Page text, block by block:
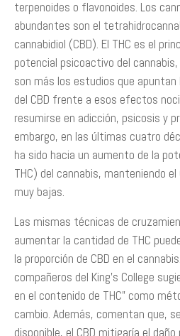
terpenoides o flavonoides. Los
abundantes son el
cannabidiol (CBD). El THC es el
potencial psicoactivo del
son más los estudios que
del CBD frente a esos efectos
resumirse en adicción, psicosis y
embargo, en las últimas cuatro
ha sido hacia un aumento de la
THC) del cannabis, manteniendo
muy bajas.
Las mismas técnicas de
aumentar la cantidad de THC
la proporción de CBD en el
compañeros del King’s College
en el contenido de THC” como
cambio. Además, comentan que,
disponible, el CBD mitigaría el